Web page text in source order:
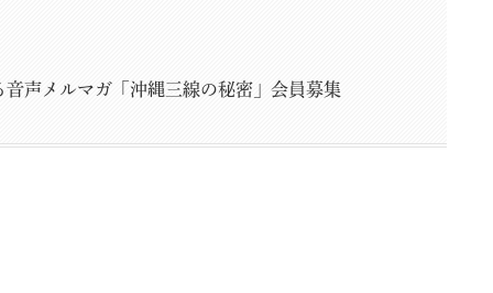
声メルマガ「沖縄三線の秘密」会員募集